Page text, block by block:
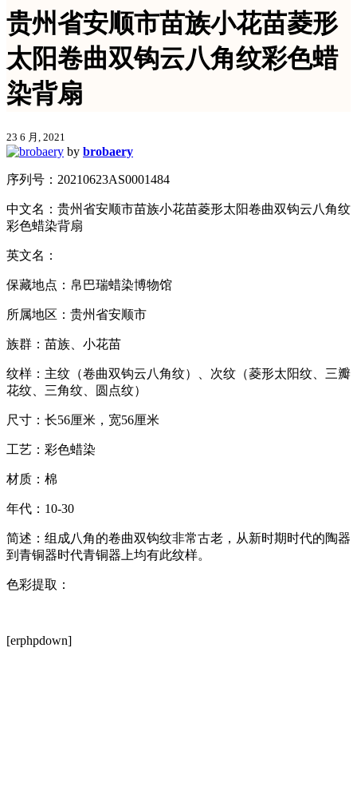
贵州省安顺市苗族小花苗菱形
太阳卷曲双钩云八角纹彩色蜡
染背扇
23 6 月, 2021
by brobaery
序列号：20210623AS0001484
中文名：贵州省安顺市苗族小花苗菱形太阳卷曲双钩云八角纹
彩色蜡染背扇
英文名：
保藏地点：帛巴瑞蜡染博物馆
所属地区：贵州省安顺市
族群：苗族、小花苗
纹样：主纹（卷曲双钩云八角纹）、次纹（菱形太阳纹、三瓣
花纹、三角纹、圆点纹）
尺寸：长56厘米，宽56厘米
工艺：彩色蜡染
材质：棉
年代：10-30
简述：组成八角的卷曲双钩纹非常古老，从新时期时代的陶器
到青铜器时代青铜器上均有此纹样。
色彩提取：
[erphpdown]